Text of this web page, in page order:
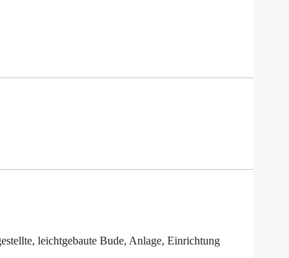
leichtgebaute Bude, Anlage, Einrichtung